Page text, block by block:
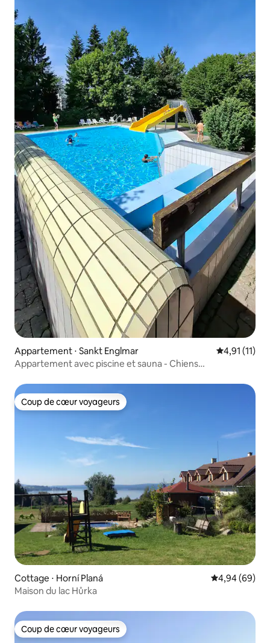
Appartement ⋅ Sankt Englmar Évaluation
4,91 (11)
Appartement avec piscine et sauna - Chiens
Coup de cœur voyageurs
Coup de cœur voyageurs
Cottage ⋅ Horní Planá Évaluation
4,94 (69)
Maison du lac Hůrka
Coup de cœur voyageurs
Coup de cœur voyageurs